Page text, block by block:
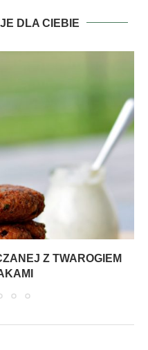
DLA CIEBIE
Z TWAROGIEM